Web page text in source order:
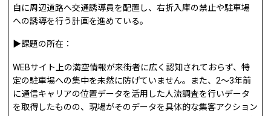
自に周辺道路へ交通誘導員を配置し、右折入庫の禁止や駐車場
への誘導を行う計画を進めている。
▶課題の所在：
WEBサイト上の満空情報が来街者に広く認知されておらず、特
定の駐車場への集中を未然に防げていません。また、2〜3年前
に通信キャリアの位置データを活用した人流調査を行いデータ
を取得したものの、現場がそのデータを具体的な集客アクション